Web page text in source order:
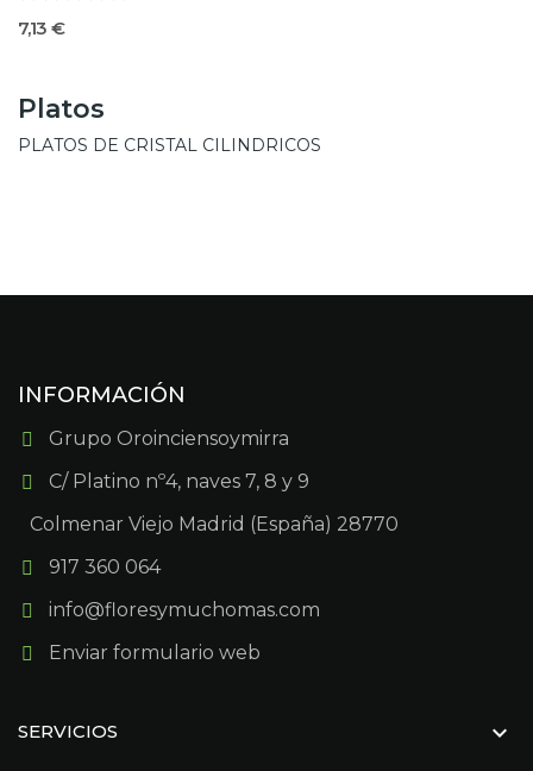
Platos
PLATOS DE CRISTAL CILINDRICOS
7,13 €
INFORMACIÓN
Grupo Oroinciensoymirra
C/ Platino nº4, naves 7, 8 y 9
Colmenar Viejo Madrid (España) 28770
917 360 064
info@floresymuchomas.com
Enviar formulario web
SERVICIOS 